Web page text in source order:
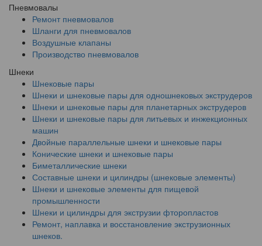
Пневмовалы
Ремонт пневмовалов
Шланги для пневмовалов
Воздушные клапаны
Производство пневмовалов
Шнеки
Шнековые пары
Шнеки и шнековые пары для одношнековых экструдеров
Шнеки и шнековые пары для планетарных экструдеров
Шнеки и шнековые пары для литьевых и инжекционных
машин
Двойные параллельные шнеки и шнековые пары
Конические шнеки и шнековые пары
Биметаллические шнеки
Составные шнеки и цилиндры (шнековые элементы)
Шнеки и шнековые элементы для пищевой
промышленности
Шнеки и цилиндры для экструзии фторопластов
Ремонт, наплавка и восстановление экструзионных
шнеков.